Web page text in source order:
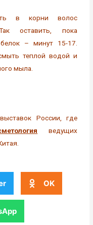
в корни волос
оставить, пока
– минут 15-17.
теплой водой и
мыла.
России, где
ведущих
OK